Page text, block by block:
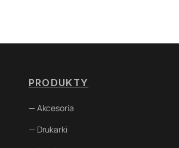
PRODUKTY
— Akcesoria
— Drukarki